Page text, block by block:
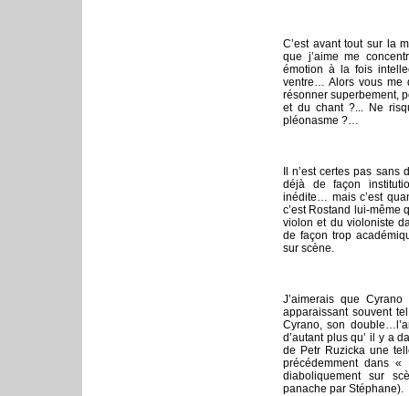
C’est avant tout sur la
que j’aime me
émotion à la fois
ventre… Alors vous me
résonner superbement,
et du chant ?... Ne
pléonasme ?…
Il n’est certes pas
déjà de façon
inédite… mais c’est
c’est Rostand lui-même
violon et du violoniste
de façon trop
sur scène.
J’aimerais que
apparaissant souvent
Cyrano, son
d’autant plus qu’ il y a
de Petr Ruzicka une
précédemment dans
diaboliquement sur
panache par Stéphane).